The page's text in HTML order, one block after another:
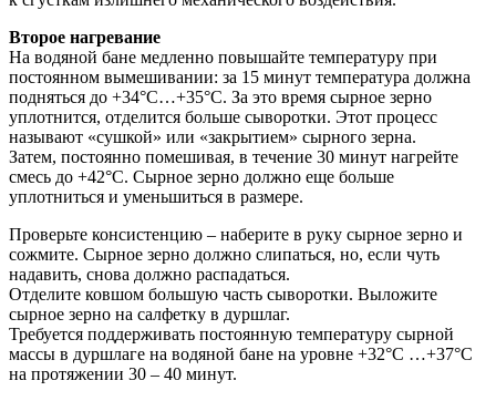
Второе нагревание
На водяной бане медленно повышайте температуру при
постоянном вымешивании: за 15 минут температура должна
подняться до +34°С…+35°С. За это время сырное зерно
уплотнится, отделится больше сыворотки. Этот процесс
называют «сушкой» или «закрытием» сырного зерна.
Затем, постоянно помешивая, в течение 30 минут нагрейте
смесь до +42°С. Сырное зерно должно еще больше
уплотниться и уменьшиться в размере.
Проверьте консистенцию – наберите в руку сырное зерно и
сожмите. Сырное зерно должно слипаться, но, если чуть
надавить, снова должно распадаться.
Отделите ковшом большую часть сыворотки. Выложите
сырное зерно на салфетку в дуршлаг.
Требуется поддерживать постоянную температуру сырной
массы в дуршлаге на водяной бане на уровне +32°С …+37°С
на протяжении 30 – 40 минут.